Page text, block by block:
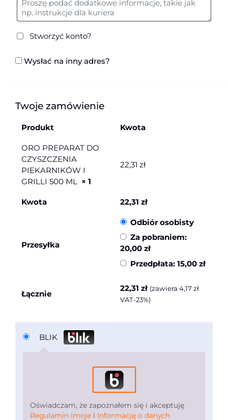
Stworzyć konto?
Wysłać na inny adres?
Twoje zamówienie
Produkt Kwota
ORO PREPARAT DO
CZYSZCZENIA
PIEKARNIKÓW I
GRILLI 500 ML × 1
22,31 zł
Kwota 22,31 zł
Przesyłka
Odbiór osobisty
Za pobraniem:
20,00 zł
Przedpłata: 15,00 zł
Łącznie
22,31 zł (zawiera 4,17zł
VAT-23%)
BLIK
Oświadczam, że zapoznałem się i akceptuję
Regulamin imojei Informację o danych